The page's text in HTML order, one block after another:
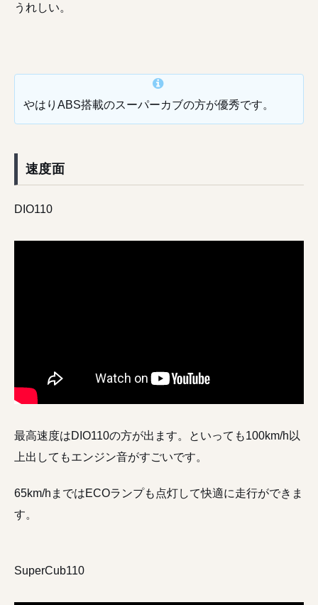
うれしい。
やはりABS搭載のスーパーカブの方が優秀です。
速度面
DIO110
最高速度はDIO110の方が出ます。といっても100km/h以
上出してもエンジン音がすごいです。
65km/hまではECOランプも点灯して快適に走行ができま
す。
SuperCub110